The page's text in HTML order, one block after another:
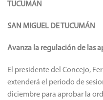
TUCUMÁN
SAN MIGUEL DE TUCUMÁN
Avanza la regulación de las
El presidente del Concejo,
extenderá el periodo de
diciembre para aprobar la